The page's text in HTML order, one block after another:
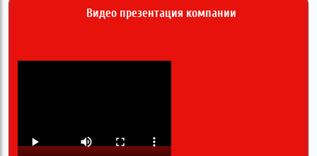
Видео презентация компании